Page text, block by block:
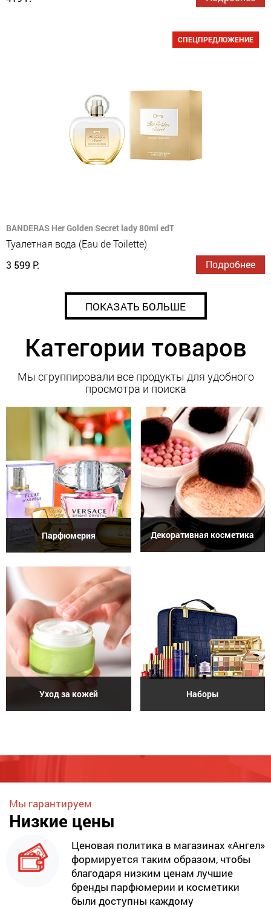
СПЕЦПРЕДЛОЖЕНИЕ
BANDERAS Her Golden Secret lady 80ml edT
Туалетная вода (Eau de Toilette)
3 599 Р.
Подробнее
ПОКАЗАТЬ БОЛЬШЕ
Категории товаров
Мы сгруппировали все продукты для удобного
просмотра и поиска
Парфюмерия Декоративная косметика
Уход за кожей Наборы
Мы гарантируем
Низкие цены
Ценовая политика в магазинах «Ангел»
формируется таким образом, чтобы
благодаря низким ценам лучшие
бренды парфюмерии и косметики
были доступны каждому